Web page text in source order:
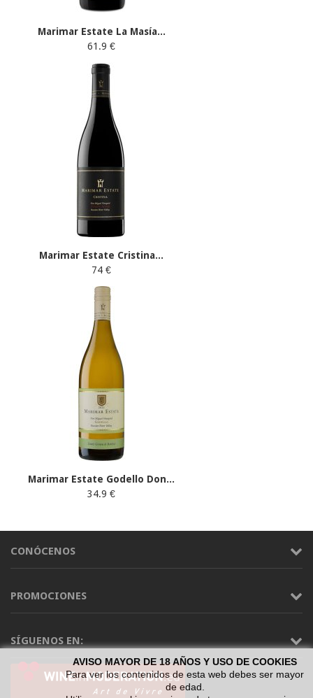
Marimar Estate La Masía...
61.9 €
Marimar Estate Cristina...
74 €
Marimar Estate Godello Don...
34.9 €
CONÓCENOS
PROMOCIONES
SÍGUENOS EN:
AVISO MAYOR DE 18 AÑOS Y USO DE COOKIES
Para ver los contenidos de esta web debes ser mayor
de edad.